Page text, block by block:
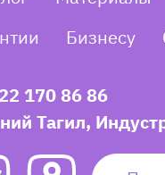
Бизнесу
170 86 86
Тагил,